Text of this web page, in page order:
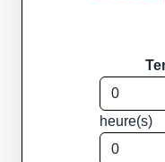
heure(s)